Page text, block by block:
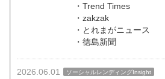
・Trend Times
・zakzak
・とれまがニュース
・徳島新聞
2026.06.01 ソーシャルレンディングInsight